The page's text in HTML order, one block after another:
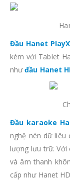
Đầu Hanet
kèm với Tablet
nhưđầu Hanet
Đầu karaoke
nghệ nén dữ liêu
lượng lưu trữ. Với
và âm thanh
cấp như Hanet